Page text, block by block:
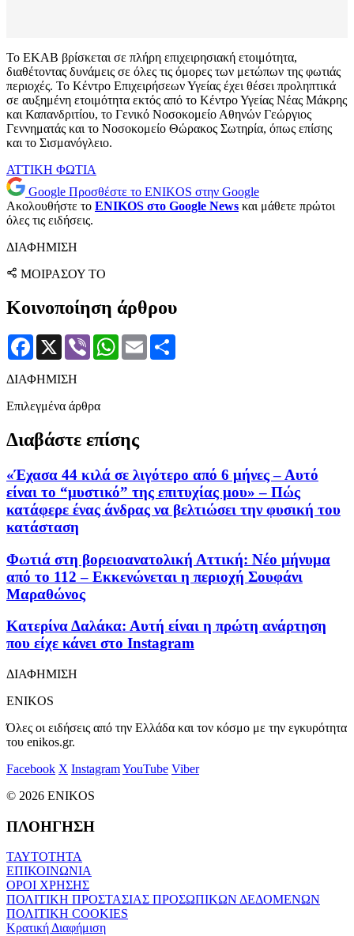
Το ΕΚΑΒ βρίσκεται σε πλήρη επιχειρησιακή ετοιμότητα,
διαθέτοντας δυνάμεις σε όλες τις όμορες των μετώπων της φωτιάς
περιοχές. Το Κέντρο Επιχειρήσεων Υγείας έχει θέσει προληπτικά
σε αυξημένη ετοιμότητα εκτός από το Κέντρο Υγείας Νέας Μάκρης
και Καπανδριτίου, το Γενικό Νοσοκομείο Αθηνών Γεώργιος
Γεννηματάς και το Νοσοκομείο Θώρακος Σωτηρία, όπως επίσης
και το Σισμανόγλειο.
ΑΤΤΙΚΗ ΦΩΤΙΑ
Google Προσθέστε το ENIKOS στην Google
Ακολουθήστε το ENIKOS στο Google News και μάθετε πρώτοι
όλες τις ειδήσεις.
ΔΙΑΦΗΜΙΣΗ
ΜΟΙΡΑΣΟΥ ΤΟ
Κοινοποίηση άρθρου
Facebook
X Viber WhatsApp
Email
ΔΙΑΦΗΜΙΣΗ
Επιλεγμένα άρθρα
Διαβάστε επίσης
«Έχασα 44 κιλά σε λιγότερο από 6 μήνες – Αυτό
είναι το “μυστικό” της επιτυχίας μου» – Πώς
κατάφερε ένας άνδρας να βελτιώσει την φυσική του
κατάσταση
Φωτιά στη βορειοανατολική Αττική: Νέο μήνυμα
από το 112 – Εκκενώνεται η περιοχή Σουφάνι
Μαραθώνος
Κατερίνα Δαλάκα: Αυτή είναι η πρώτη ανάρτηση
που είχε κάνει στο Instagram
ΔΙΑΦΗΜΙΣΗ
ENIKOS
Όλες οι ειδήσεις από την Ελλάδα και τον κόσμο με την εγκυρότητα
του enikos.gr.
Facebook X InstagramYouTube Viber
© 2026 ENIKOS
ΠΛΟΗΓΗΣΗ
ΤΑΥΤΟΤΗΤΑ
ΕΠΙΚΟΙΝΩΝΙΑ
ΟΡΟΙ ΧΡΗΣΗΣ
ΠΟΛΙΤΙΚΗ ΠΡΟΣΤΑΣΙΑΣ ΠΡΟΣΩΠΙΚΩΝ ΔΕΔΟΜΕΝΩΝ
ΠΟΛΙΤΙΚΗ COOKIES
Κρατική Διαφήμιση